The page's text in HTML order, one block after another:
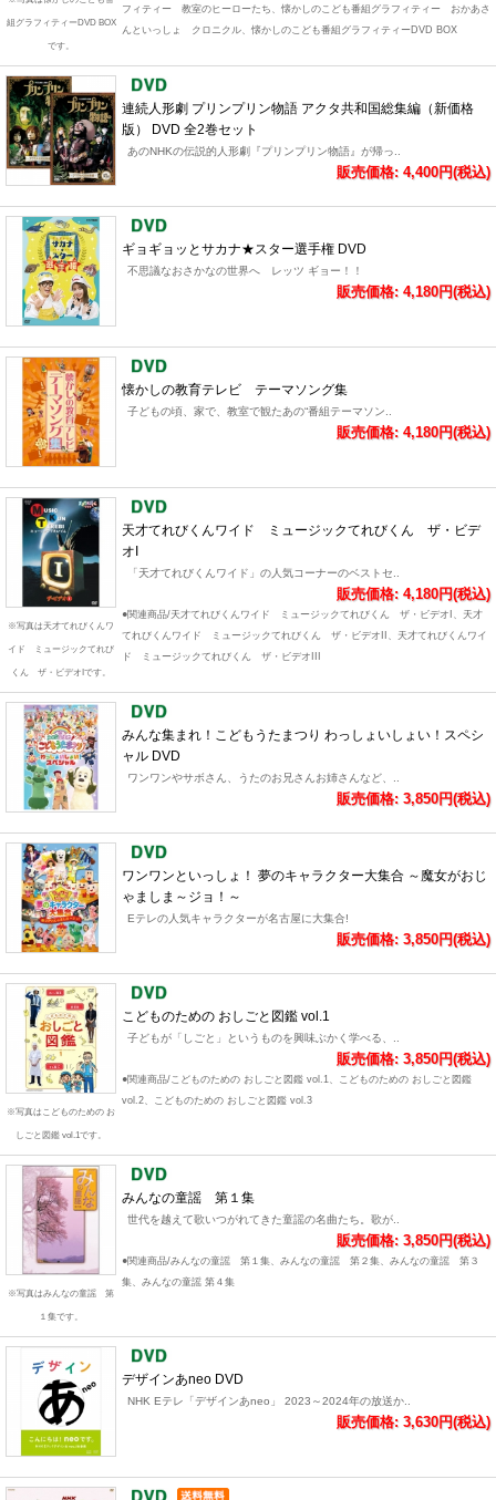
組グラフィティーDVD BOX
です。
フィティー 教室のヒーローたち、懐かしのこども番組グラフィティー おかあさ
んといっしょ クロニクル、懐かしのこども番組グラフィティーDVD BOX
連続人形劇 プリンプリン物語 アクタ共和国総集編（新価格
版） DVD 全2巻セット
あのNHKの伝説的人形劇『プリンプリン物語』が帰っ..
販売価格: 4,400円(税込)
ギョギョッとサカナ★スター選手権 DVD
不思議なおさかなの世界へ レッツ ギョー！！
販売価格: 4,180円(税込)
懐かしの教育テレビ テーマソング集
子どもの頃、家で、教室で観たあの“番組テーマソン..
販売価格: 4,180円(税込)
※写真は天才てれびくんワ
イド ミュージックてれび
くん ザ・ビデオIです。
天才てれびくんワイド ミュージックてれびくん ザ・ビデ
オI
「天才てれびくんワイド」の人気コーナーのベストセ..
販売価格: 4,180円(税込)
●関連商品/天才てれびくんワイド ミュージックてれびくん ザ・ビデオI、天才
てれびくんワイド ミュージックてれびくん ザ・ビデオII、天才てれびくんワイ
ド ミュージックてれびくん ザ・ビデオIII
みんな集まれ！こどもうたまつり わっしょいしょい！スペシ
ャル DVD
ワンワンやサボさん、うたのお兄さんお姉さんなど、..
販売価格: 3,850円(税込)
ワンワンといっしょ！ 夢のキャラクター大集合 ～魔女がおじ
ゃましま～ジョ！～
Eテレの人気キャラクターが名古屋に大集合!
販売価格: 3,850円(税込)
※写真はこどものための お
しごと図鑑 vol.1です。
こどものための おしごと図鑑 vol.1
子どもが「しごと」というものを興味ぶかく学べる、..
販売価格: 3,850円(税込)
●関連商品/こどものための おしごと図鑑 vol.1、こどものための おしごと図鑑
vol.2、こどものための おしごと図鑑 vol.3
※写真はみんなの童謡 第
１集です。
みんなの童謡 第１集
世代を越えて歌いつがれてきた童謡の名曲たち。歌が..
販売価格: 3,850円(税込)
●関連商品/みんなの童謡 第１集、みんなの童謡 第２集、みんなの童謡 第３
集、みんなの童謡 第４集
デザインあneo DVD
NHK Eテレ「デザインあneo」 2023～2024年の放送か..
販売価格: 3,630円(税込)